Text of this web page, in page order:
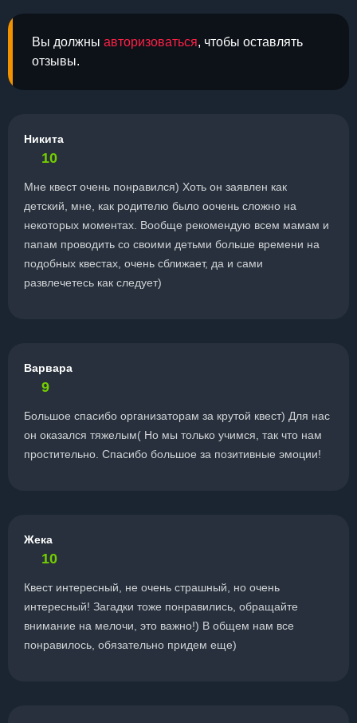
Вы должны авторизоваться, чтобы оставлять
отзывы.
Никита
10
Мне квест очень понравился) Хоть он заявлен как
детский, мне, как родителю было оочень сложно на
некоторых моментах. Вообще рекомендую всем мамам и
папам проводить со своими детьми больше времени на
подобных квестах, очень сближает, да и сами
развлечетесь как следует)
Варвара
9
Большое спасибо организаторам за крутой квест) Для нас
он оказался тяжелым( Но мы только учимся, так что нам
простительно. Спасибо большое за позитивные эмоции!
Жека
10
Квест интересный, не очень страшный, но очень
интересный! Загадки тоже понравились, обращайте
внимание на мелочи, это важно!) В общем нам все
понравилось, обязательно придем еще)